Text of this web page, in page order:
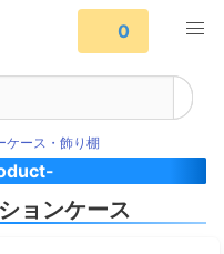
0
ケース・飾り棚
ョンケース